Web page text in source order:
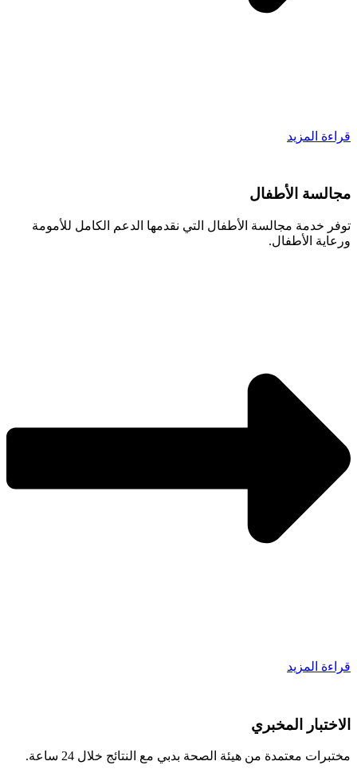
قراءة المزيد
مجالسة الأطفال
توفر خدمة مجالسة الأطفال التي نقدمها الدعم الكامل للأمومة
ورعاية الأطفال.
قراءة المزيد
الاختبار المخبري
مختبرات معتمدة من هيئة الصحة بدبي مع النتائج خلال 24 ساعة.